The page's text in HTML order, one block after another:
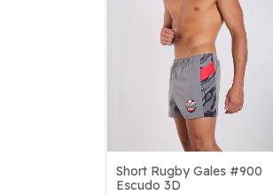
Short Rugby Gales #900
Escudo 3D